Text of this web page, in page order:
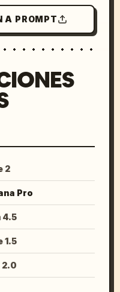
A PROMPT
2
Pro
4.5
1.5
2.0